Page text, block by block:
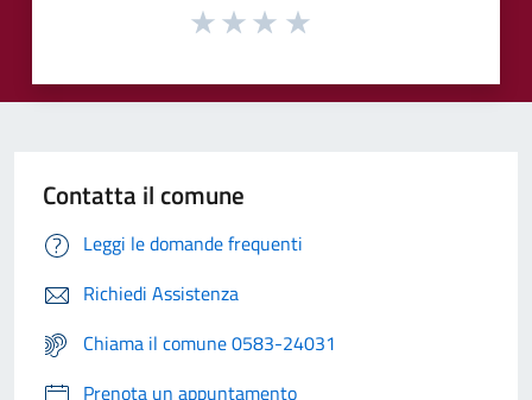
Contatta il comune
Leggi le domande frequenti
Richiedi Assistenza
Chiama il comune 0583-24031
Prenota un appuntamento